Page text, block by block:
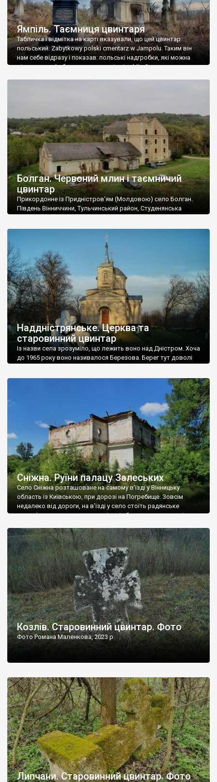
Ямпіль. Таємниця цвинтаря
Табличка і відмітка на карті вказували, що цей цвинтар
польський. Zabytkowy polski cmentarz w Jampolu. Таким він
нам себе відразу і показав: польські надгробки, які можна
віднести до фабричних, польські епітафії… Загалом цвинтар
Болган. Червоний млин і таємничий
цвинтар
Прикордонне із Придністров’ям (Молдовою) село Болган.
Південь Вінниччини, Тульчинський район, Студенянська
старовинний цвинтар із кам’яними хрестами. Всі епітафії, які
збереглися, написані кирилицею, церковнослов’янською
мовою. За всіма традиційними ознаками – цвинтар
український. Хрести датуються 19 століттям. У 1924-1940
роках Болган […]
Наддністрянське. Церква та
старовинний цвинтар
Із назви села зрозуміло, що лежить воно над Дністром. Хоча
до 1965 року воно називалося Березова. Берег тут доволі
Наддністрянське відрізняється від більшості навколишніх
сіл. У селі є мурована Михайлівська церква. Точної дати […]
Сніжна. Руїни палацу Залеських
Село Сніжна розташоване на самому в’їзді у Вінницьку
область із Київською, при дорозі на Погребище. Зовсім
недалеко від дороги, на в’їзді у село стоїть радянське
рельєфне пано, яке показує жінку і яблуню, а трохи далі, десь
не видно, але видно дві стареньких колії у траві – […]
Козлів. Старовинний цвинтар. Фото
Фото Романа Маленкова, 2023 р.
Липчани. Старовинний цвинтар. Фото